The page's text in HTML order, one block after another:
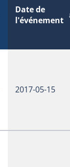
Date de
l'événement
2017-05-15